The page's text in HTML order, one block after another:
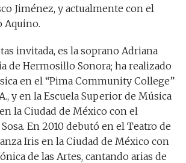
Jiménez, y actualmente con el
Aquino.
invitada, es la soprano Adriana
de Hermosillo Sonora; ha realizado
en el “Pima Community College”
y en la Escuela Superior de Música
la Ciudad de México con el
En 2010 debutó en el Teatro de
Iris en la Ciudad de México con
de las Artes, cantando arias de